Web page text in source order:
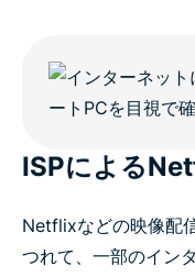
ISPによる
Netflixなどの映像配
つれて、一部のイン